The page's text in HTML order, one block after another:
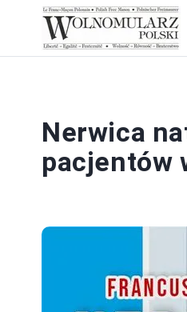
Nerwica
pacjentów